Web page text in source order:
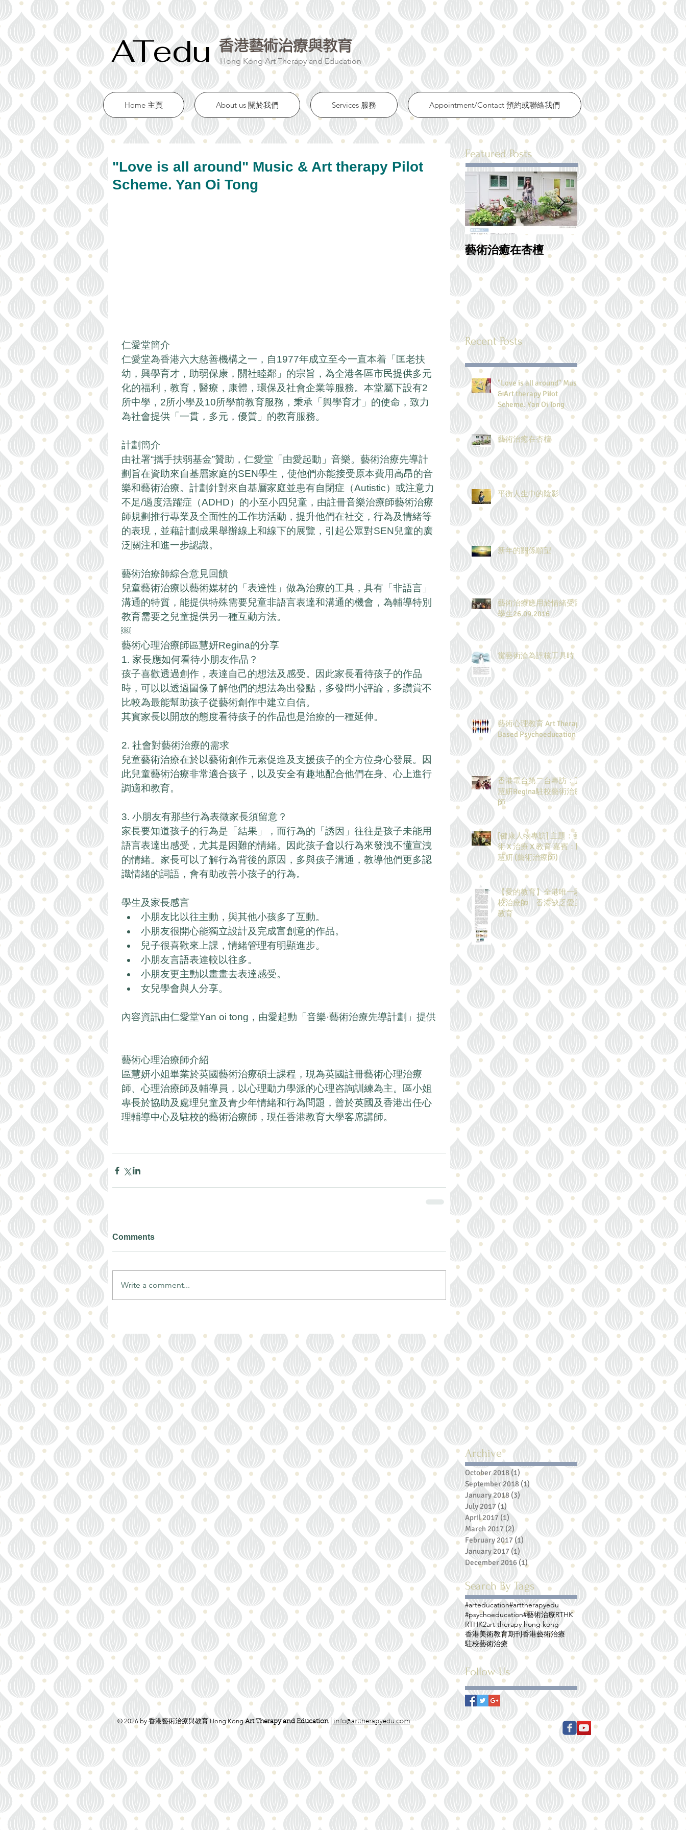
香港藝術治療與教育
ATeduHong Kong Art Therapy and Education​
Home 主頁 About us 關於我們 Services 服務 Appointment/Contact 預約或聯絡我們
"Love is all around" Music & Art therapy Pilot
Scheme. Yan Oi Tong
仁愛堂簡介
仁愛堂為香港六大慈善機構之一，自1977年成立至今一直本着「匡老扶
幼，興學育才，助弱保康，關社睦鄰」的宗旨，為全港各區市民提供多元
化的福利，教育，醫療，康體，環保及社會企業等服務。本堂屬下設有2
所中學，2所小學及10所學前教育服務，秉承「興學育才」的使命，致力
為社會提供「一貫，多元，優質」的教育服務。
計劃簡介
由社署“攜手扶弱基金”贊助，仁愛堂「由愛起動」音樂。藝術治療先導計
劃旨在資助來自基層家庭的SEN學生，使他們亦能接受原本費用高昂的音
樂和藝術治療。計劃針對來自基層家庭並患有自閉症（Autistic）或注意力
不足/過度活躍症（ADHD）的小至小四兒童，由註冊音樂治療師藝術治療
師規劃推行專業及全面性的工作坊活動，提升他們在社交，行為及情緒等
的表現，並藉計劃成果舉辦線上和線下的展覽，引起公眾對SEN兒童的廣
泛關注和進一步認識。
藝術治療師綜合意見回饋
兒童藝術治療以藝術媒材的「表達性」做為治療的工具，具有「非語言」
溝通的特質，能提供特殊需要兒童非語言表達和溝通的機會，為輔導特別
教育需要之兒童提供另一種互動方法。
￼
藝術心理治療師區慧妍Regina的分享
1. 家長應如何看待小朋友作品？
孩子喜歡透過創作，表達自己的想法及感受。因此家長看待孩子的作品
時，可以以透過圖像了解他們的想法為出發點，多發問小評論，多讚賞不
比較為最能幫助孩子從藝術創作中建立自信。
其實家長以開放的態度看待孩子的作品也是治療的一種延伸。
2. 社會對藝術治療的需求
兒童藝術治療在於以藝術創作元素促進及支援孩子的全方位身心發展。因
此兒童藝術治療非常適合孩子，以及安全有趣地配合他們在身、心上進行
調適和教育。
3. 小朋友有那些行為表徵家長須留意？
家長要知道孩子的行為是「結果」，而行為的「誘因」往往是孩子未能用
語言表達出感受，尤其是困難的情緒。因此孩子會以行為來發洩不懂宣洩
的情緒。家長可以了解行為背後的原因，多與孩子溝通，教導他們更多認
識情緒的詞語，會有助改善小孩子的行為。
學生及家長感言
小朋友比以往主動，與其他小孩多了互動。
小朋友很開心能獨立設計及完成富創意的作品。
兒子很喜歡來上課，情緒管理有明顯進步。
小朋友言語表達較以往多。
小朋友更主動以畫畫去表達感受。
女兒學會與人分享。
內容資訊由仁愛堂Yan oi tong，由愛起動「音樂·藝術治療先導計劃」提供
藝術心理治療師介紹
區慧妍小姐畢業於英國藝術治療碩士課程，現為英國註冊藝術心理治療
師、心理治療師及輔導員，以心理動力學派的心理咨詢訓練為主。區小姐
專長於協助及處理兒童及青少年情緒和行為問題，曾於英國及香港出任心
理輔導中心及駐校的藝術治療師，現任香港教育大學客席講師。
Comments
Write a comment...
Featured Posts
藝術治癒在杏檀
【愛的教育】全港唯
駐校治療師 香港缺
愛的教育
Recent Posts
"Love is all around" Music
& Art therapy Pilot
Scheme. Yan Oi Tong
藝術治癒在杏檀
平衡人生中的陰影
新年的關係願望
藝術治療應用於情緒受困
學生26.09.2016
當藝術淪為評核工具時
藝術心理教育 Art Therapy
Based Psychoeducation
香港電台第二台專訪：區
慧妍Regina駐校藝術治療
師
[健康人物專訪] 主題：藝
術 X 治療 X 教育 嘉賓：區
慧妍 (藝術治療師)
【愛的教育】全港唯一駐
校治療師 香港缺乏愛的
教育
Archive
October 2018 (1) 1 post
September 2018 (1) 1 post
January 2018 (3) 3 posts
July 2017 (1) 1 post
April 2017 (1) 1 post
March 2017 (2)2 posts
February 2017 (1) 1 post
January 2017 (1)1 post
December 2016 (1)1 post
Search By Tags
#arteducation#arttherapyedu
#psychoeducation#藝術治療RTHK
RTHK2art therapy hong kong
香港美術教育期刊香港藝術治療
駐校藝術治療
Follow Us
© 2026 by 香港藝術治療與教育 Hong KongArt Therapy and Education│ info@arttherapyedu.com